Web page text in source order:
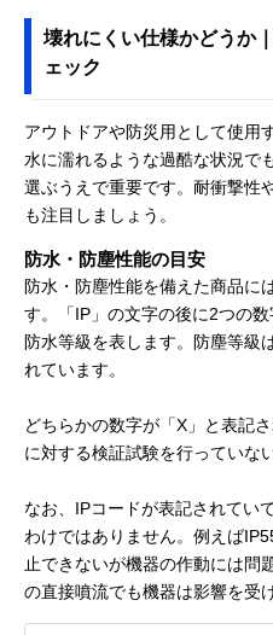
壊れにくい仕様かどうか
ェック
アウトドアや防災用として使用
水に濡れるような過酷な状況で
選ぶうえで重要です。耐衝撃性
も注目しましょう。
防水・防塵性能の目安
防水・防塵性能を備えた商品に
す。「IP」の文字の後に2つの
防水等級を表します。防塵等級
れています。
どちらかの数字が「X」と表記
に対する検証試験を行っていな
なお、IPコードが表記されてい
わけではありません。例えば
止できないが機器の作動には問
の直接噴流でも機器は影響を受